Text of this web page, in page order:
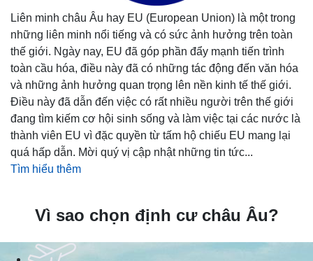
Liên minh châu Âu hay EU (European Union) là một trong
những liên minh nổi tiếng và có sức ảnh hưởng trên toàn
thế giới. Ngày nay, EU đã góp phần đẩy mạnh tiến trình
toàn cầu hóa, điều này đã có những tác động đến văn hóa
và những ảnh hưởng quan trọng lên nền kinh tế thế giới.
Điều này đã dẫn đến việc có rất nhiều người trên thế giới
đang tìm kiếm cơ hội sinh sống và làm việc tại các nước là
thành viên EU vì đặc quyền từ tấm hộ chiếu EU mang lại
quá hấp dẫn. Mời quý vị cập nhật những tin tức...
Tìm hiểu thêm
Vì sao chọn định cư châu Âu?